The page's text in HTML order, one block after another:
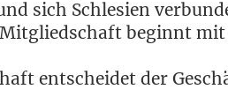
sich Schle­si­en
Mit­glied­schaft beginnt
ent­schei­det der